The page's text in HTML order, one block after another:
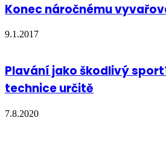
Konec náročnému
9.1.2017
Plavání jako škodlivý
technice určitě
7.8.2020